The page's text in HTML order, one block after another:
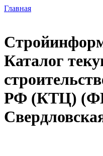
Главная
Каталог
РФ (КТЦ)